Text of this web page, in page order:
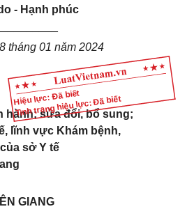
Hiệu lực: Đã biết
Tình trạng hiệu lực: Đã biết
- Hạnh phúc
tháng 01 năm 2024
hành; sửa đổi, bổ sung;
lĩnh vực Khám bệnh,
sở Y tế
GIANG